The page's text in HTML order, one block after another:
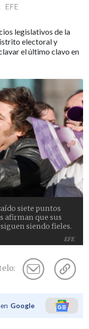
EFE
legislativos de la
electoral y
el último clavo en
EFE
siete puntos
afirman que sus
siendo fieles.
Google